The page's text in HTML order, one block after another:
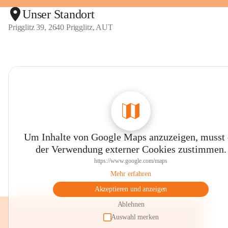
Unser Standort
Prigglitz 39, 2640 Prigglitz, AUT
Um Inhalte von Google Maps anzuzeigen, musst
der Verwendung externer Cookies zustimmen.
https://www.google.com/maps
Mehr erfahren
Akzeptieren und anzeigen
Ablehnen
Auswahl merken